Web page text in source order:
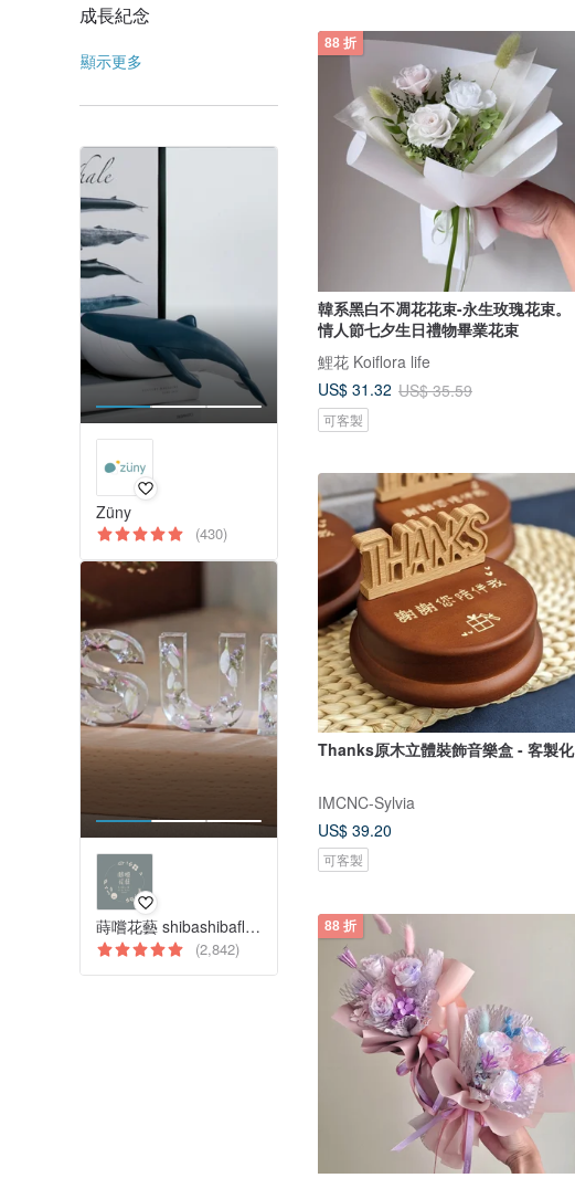
成長紀念
顯示更多
Züny
(430)
蒔嚐花藝 shibashibaflorist
(2,842)
88 折
韓系黑白不凋花花束-永生玫瑰花束。
情人節七夕生日禮物畢業花束
鯉花 Koiflora life
US$ 31.32 US$ 35.59
可客製
Thanks原木立體裝飾音樂盒 - 客製化
IMCNC-Sylvia
US$ 39.20
可客製
88 折